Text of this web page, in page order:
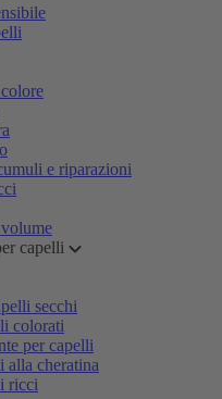
e riparazioni
capelli
secchi
colorati
per capelli
alla cheratina
ricci